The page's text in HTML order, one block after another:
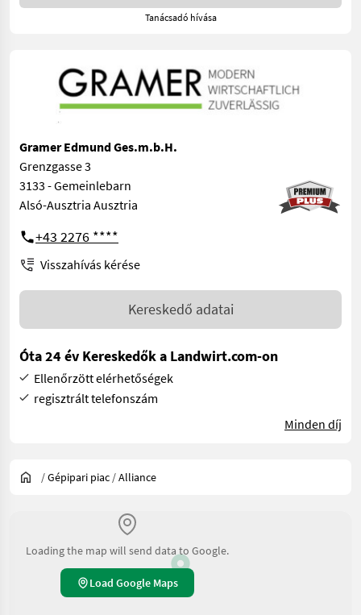
Tanácsadó hívása
Gramer Edmund Ges.m.b.H.
Grenzgasse 3
3133 - Gemeinlebarn
Alsó-Ausztria Ausztria
+43 2276 ****
Visszahívás kérése
Kereskedő adatai
Óta 24 év Kereskedők a Landwirt.com-on
Ellenőrzött elérhetőségek
regisztrált telefonszám
Minden díj
/Gépipari piac /Alliance
Loading the map will send data to Google.
Load Google Maps